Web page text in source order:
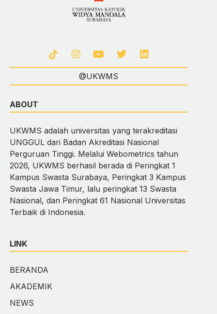
@UKWMS
ABOUT
UKWMS adalah universitas yang terakreditasi
UNGGUL dari Badan Akreditasi Nasional
Perguruan Tinggi. Melalui Webometrics tahun
2026, UKWMS berhasil berada di Peringkat 1
Kampus Swasta Surabaya, Peringkat 3 Kampus
Swasta Jawa Timur, lalu peringkat 13 Swasta
Nasional, dan Peringkat 61 Nasional Universitas
Terbaik di Indonesia.
LINK
BERANDA
AKADEMIK
NEWS